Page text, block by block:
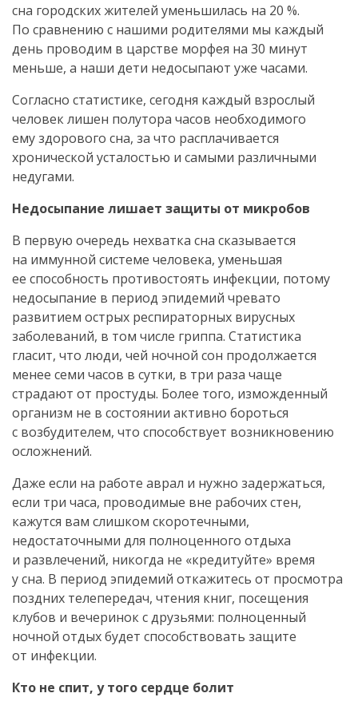
сна городских жителей уменьшилась на 20 %.
По сравнению с нашими родителями мы каждый
день проводим в царстве морфея на 30 минут
меньше, а наши дети недосыпают уже часами.
Согласно статистике, сегодня каждый взрослый
человек лишен полутора часов необходимого
ему здорового сна, за что расплачивается
хронической усталостью и самыми различными
недугами.
Недосыпание лишает защиты от микробов
В первую очередь нехватка сна сказывается
на иммунной системе человека, уменьшая
ее способность противостоять инфекции, потому
недосыпание в период эпидемий чревато
развитием острых респираторных вирусных
заболеваний, в том числе гриппа. Статистика
гласит, что люди, чей ночной сон продолжается
менее семи часов в сутки, в три раза чаще
страдают от простуды. Более того, изможденный
организм не в состоянии активно бороться
с возбудителем, что способствует возникновению
осложнений.
Даже если на работе аврал и нужно задержаться,
если три часа, проводимые вне рабочих стен,
кажутся вам слишком скоротечными,
недостаточными для полноценного отдыха
и развлечений, никогда не «кредитуйте» время
у сна. В период эпидемий откажитесь от просмотра
поздних телепередач, чтения книг, посещения
клубов и вечеринок с друзьями: полноценный
ночной отдых будет способствовать защите
от инфекции.
Кто не спит, у того сердце болит